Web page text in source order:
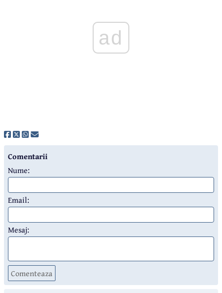
ad
Comentarii
Nume:
Email:
Mesaj:
Comenteaza